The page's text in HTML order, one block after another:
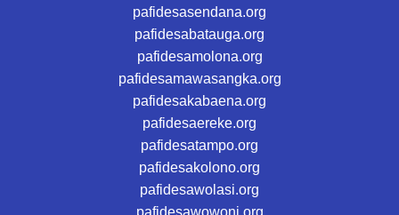
pafidesasendana.org
pafidesabatauga.org
pafidesamolona.org
pafidesamawasangka.org
pafidesakabaena.org
pafidesaereke.org
pafidesatampo.org
pafidesakolono.org
pafidesawolasi.org